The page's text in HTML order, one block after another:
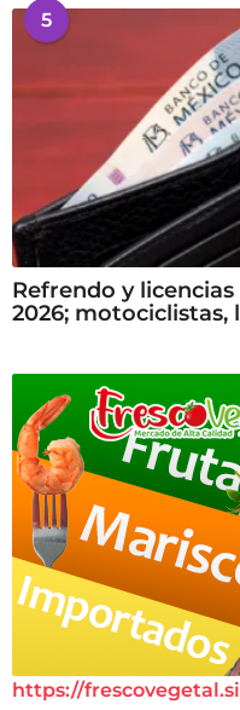
5
Refrendo y
2026; motociclistas,
https://